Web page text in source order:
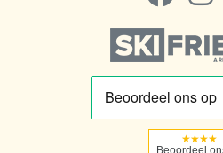
★★★★
Beoordeel